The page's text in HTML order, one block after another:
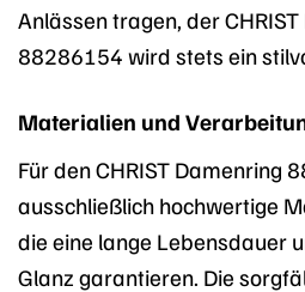
Anlässen tragen, der
88286154 wird stets ein
Materialien und
Für den CHRIST Damenring
ausschließlich hochwertige
die eine lange Lebensdauer
Glanz garantieren. Die